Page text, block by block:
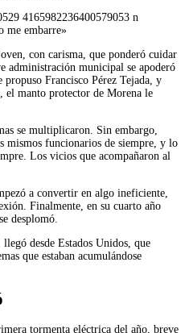
me embarre»
con carisma, que ponderó cuidar
administración municipal se apoderó
Francisco Pérez Tejada, y
el manto protector de Morena le
se multiplicaron. Sin embargo,
mismos funcionarios de siempre, y lo
Los vicios que acompañaron al
a convertir en algo ineficiente,
Finalmente, en su cuarto año
desplomó.
desde Estados Unidos, que
que estaban acumulándose
tormenta eléctrica del año, breve